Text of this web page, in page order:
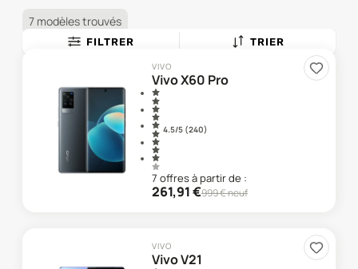
7 modèles trouvés
FILTRER TRIER
VIVO
Vivo X60 Pro
4.5/5 (240)
7 offresà partir de :
261,91€999€ neuf
VIVO
Vivo V21